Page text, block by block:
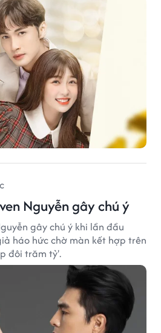
Nguyễn gây chú ý
gây chú ý khi lần đầu
háo hức chờ màn kết hợp trên
đôi trăm tỷ'.